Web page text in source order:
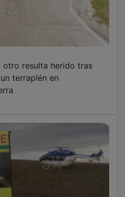
otro resulta herido tras
terraplén en